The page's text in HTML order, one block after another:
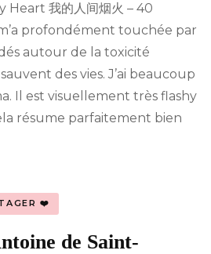
Heart 我的人间烟火 – 40
profondément touchée par
autour de la toxicité
des vies. J’ai beaucoup
Il est visuellement très flashy
résume parfaitement bien
❤️
de Saint-